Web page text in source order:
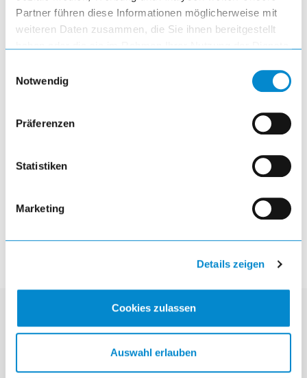
Partner führen diese Informationen möglicherweise mit
weiteren Daten zusammen, die Sie ihnen bereitgestellt
Notwendig
Präferenzen
Statistiken
Marketing
Details zeigen
Cookies zulassen
Auswahl erlauben
article
visibility
article
Contacto